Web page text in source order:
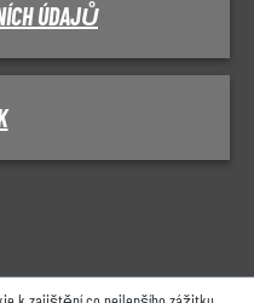
ÚDAJŮ